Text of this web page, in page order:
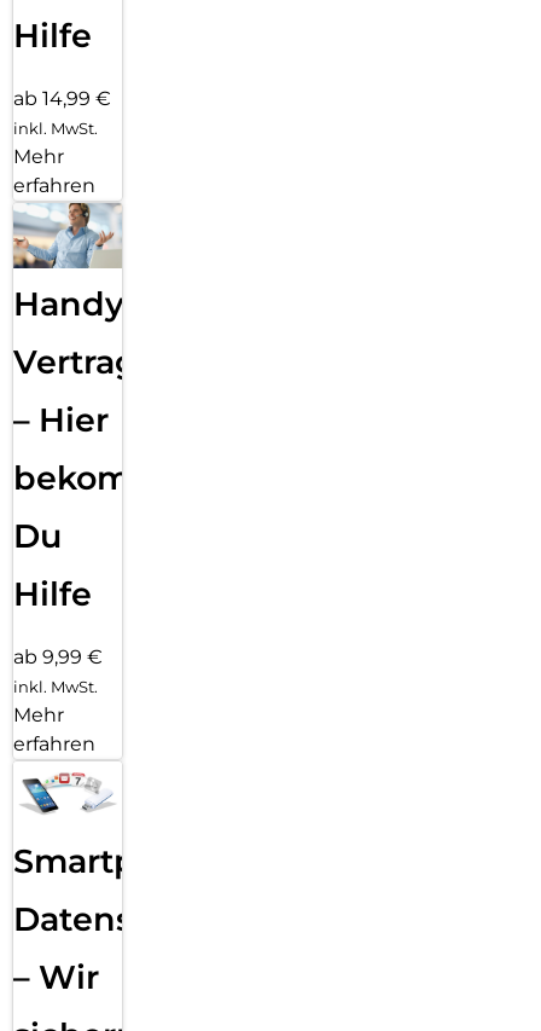
Hilfe
ab 14,99 €
inkl. MwSt.
Mehr
erfahren
Handy
Vertragsabwicklung
– Hier
bekommst
Du
Hilfe
ab 9,99 €
inkl. MwSt.
Mehr
erfahren
Smartphone
Datensicherung
– Wir